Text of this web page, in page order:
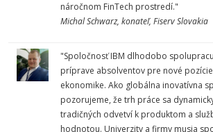
náročnom FinTech prostredí."
Michal Schwarz, konateľ, Fiserv Slovakia
"Spoločnosť IBM dlhodobo
príprave absolventov pre nové
ekonomike. Ako globálna inovatívna
pozorujeme, že trh práce sa
tradičných odvetví k produktom a
hodnotou. Univerzity a firmy musia